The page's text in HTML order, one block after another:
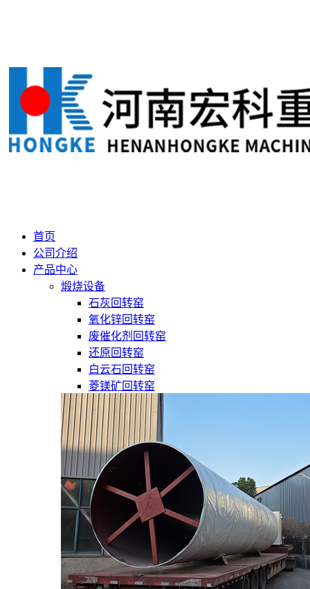
首页
公司介绍
产品中心
煅烧设备
石灰回转窑
氧化锌回转窑
废催化剂回转窑
还原回转窑
白云石回转窑
菱镁矿回转窑